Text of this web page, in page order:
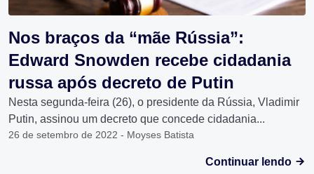
Nos braços da “mãe Rússia”:
Edward Snowden recebe cidadania
russa após decreto de Putin
Nesta segunda-feira (26), o presidente da Rússia, Vladimir
Putin, assinou um decreto que concede cidadania...
26 de setembro de 2022 - Moyses Batista
Continuar lendo